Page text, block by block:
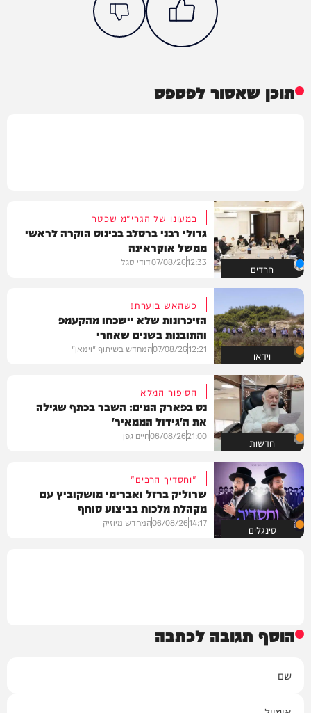
תוכן שאסור לפספס
חרדים
במעונו של הגרי"מ שכטר
גדולי רבני ברסלב בכינוס הוקרה לראשי
ממשל אוקראינה
12:33
07/08/26דודי סגל
וידאו
כשהאש בוערת!
הזיכרונות שלא יישכחו מהקעמפ
והתובנות בשנים שאחרי
12:21
07/08/26המחדש בשיתוף "וימאן"
חדשות
הסיפור המלא
נס בפארק המים: השבר בכתף שגילה
את ה'גידול הממאיר'
21:00
06/08/26חיים גפן
סינגלים
"וחסדיך הרבים"
שרוליק ברזל ואברימי מושקוביץ עם
מקהלת מלכות בביצוע סוחף
14:17
06/08/26המחדש מיוזיק
הוסף תגובה לכתבה